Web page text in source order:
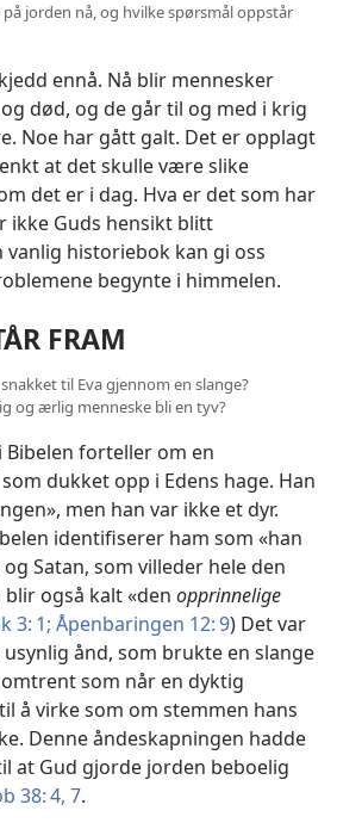
jorden nå, og hvilke spørsmål oppstår
ennå. Nå blir mennesker
død, og de går til og med i krig
Noe har gått galt. Det er opplagt
at det skulle være slike
det er i dag. Hva er det som har
ikke Guds hensikt blitt
historiebok kan gi oss
begynte i himmelen.
FRAM
til Eva gjennom en slange?
og ærlig menneske bli en tyv?
forteller om en
dukket opp i Edens hage. Han
men han var ikke et dyr.
identifiserer ham som «han
Satan, som villeder hele den
også kalt «den opprinnelige
3: 1; Åpenbaringen 12: 9) Det var
ånd, som brukte en slange
som når en dyktig
å virke som om stemmen hans
Denne åndeskapningen hadde
at Gud gjorde jorden beboelig
38: 4, 7.